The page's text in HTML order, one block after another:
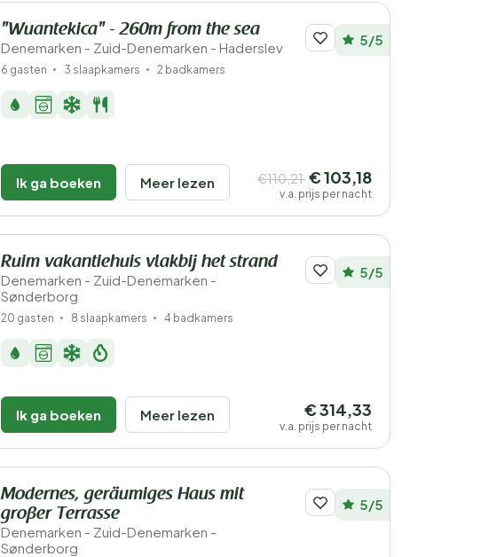
"Wuantekica" - 260m from the sea
Denemarken - Zuid-Denemarken - Haderslev 5/5
6 gasten 3 slaapkamers 2 badkamers
Ik ga boeken Meer lezen €110,21 € 103,18
v.a. prijs per nacht
Ruim vakantiehuis vlakbij het strand
Denemarken - Zuid-Denemarken -
Sønderborg
5/5
20 gasten 8 slaapkamers 4 badkamers
Ik ga boeken Meer lezen € 314,33
v.a. prijs per nacht
Modernes, geräumiges Haus mit
großer Terrasse
Denemarken - Zuid-Denemarken -
Sønderborg
5/5